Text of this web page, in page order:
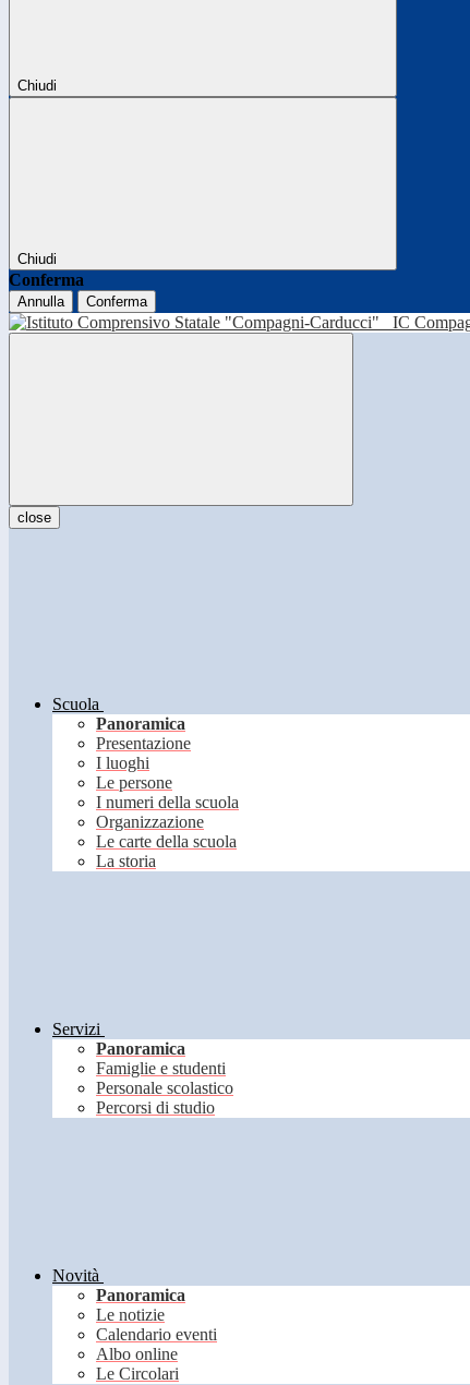
Chiudi
Chiudi
Conferma
Annulla Conferma
IC
close
Scuola
Panoramica
Presentazione
I luoghi
Le persone
I numeri della scuola
Organizzazione
Le carte della scuola
La storia
Servizi
Panoramica
Famiglie e studenti
Personale scolastico
Percorsi di studio
Novità
Panoramica
Le notizie
Calendario eventi
Albo online
Le Circolari